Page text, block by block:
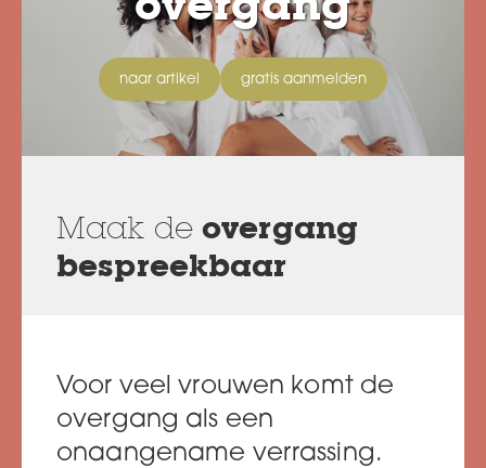
overgang
naar artikel gratis aanmelden
Maak de overgang
bespreekbaar
Voor veel vrouwen komt de
overgang als een
onaangename verrassing.